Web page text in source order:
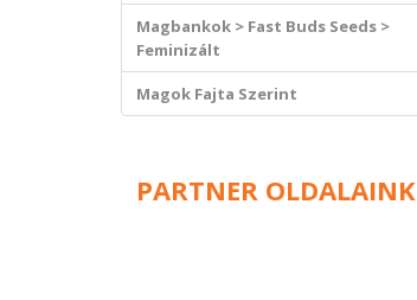
Magbankok > Fast Buds Seeds >
Feminizált
Magok Fajta Szerint
PARTNER OLDALAINK